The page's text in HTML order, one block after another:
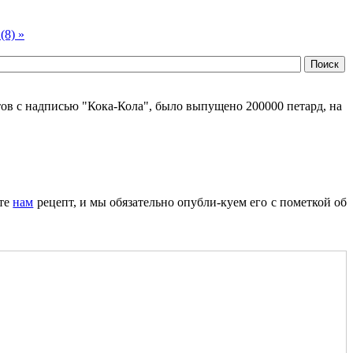
»
с надписью "Кока-Кола", было выпущено 200000 петард, на
нам рецепт, и мы обязательно опубли-куем его с пометкой об